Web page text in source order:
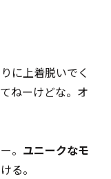
に上着脱いでく
ねーけどな。オ
。 ユニークなモ
る。